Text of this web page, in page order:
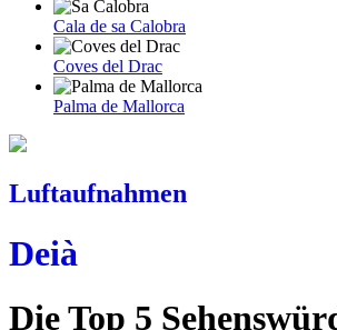
Cala de sa Calobra
Coves del Drac
Palma de Mallorca
Luftaufnahmen
Deià
Die Top 5